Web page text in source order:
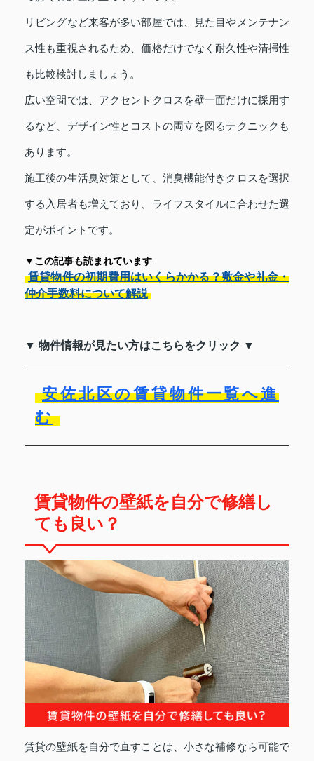
リビングなど来客が多い部屋では、見た目やメンテナン
ス性も重視されるため、価格だけでなく耐久性や清掃性
も比較検討しましょう。
広い空間では、アクセントクロスを壁一面だけに採用す
るなど、デザイン性とコストの両立を図るテクニックも
あります。
施工後の生活臭対策として、消臭機能付きクロスを選択
する入居者も増えており、ライフスタイルに合わせた選
定がポイントです。
▼この記事も読まれています
賃貸物件の初期費用はいくらかかる？敷金や礼金・
仲介手数料について解説
▼ 物件情報が見たい方はこちらをクリック ▼
安佐北区の賃貸物件一覧へ進
む
賃貸物件の壁紙を自分で修繕し
ても良い？
賃貸の壁紙を自分で直すことは、小さな補修なら可能で